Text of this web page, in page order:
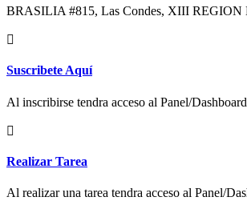
BRASILIA #815, Las Condes, XIII
Suscribete Aquí
Al inscribirse tendra acceso al Panel/
Realizar Tarea
Al realizar una tarea tendra acceso al Panel/